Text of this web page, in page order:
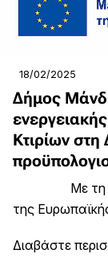
18/02/2025
Δήμος
Κτιρίων
Με τη
της
Διαβάστε